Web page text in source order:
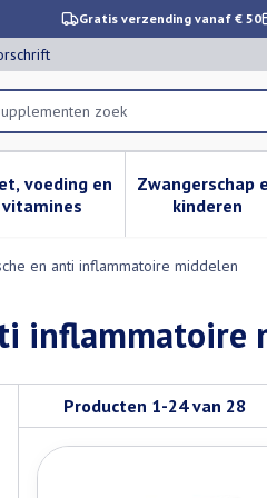
Gratis verzending vanaf € 50
Schoonheid, verzorging en
voeding en
vitaminesToon submenu voor Dieet,
Zwangerschap
kinderen
Toon
en anti inflammatoire middelen
inflammatoire
Producten 1-24van 28